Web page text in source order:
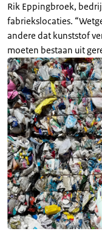
Rik Eppingbroek,
fabriekslocaties.
andere dat kunststof
moeten bestaan uit